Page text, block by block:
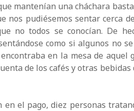
mantenían una cháchara
nos pudiésemos sentar cerca
no todos se conocían. De
como si algunos no
en la mesa de aquel
de los cafés y otras
en el pago, diez personas